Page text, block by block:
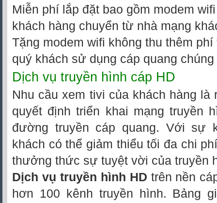
Miễn phí lắp đặt bao gồm modem
khách hàng chuyển từ nhà mạng
Tặng modem wifi không thu thêm
quý khách sử dụng cáp quang chúng
Dịch vụ truyền hình cáp HD
Nhu cầu xem tivi của khách hàng là
quyết định triển khai mạng truyền
đường truyền cáp quang. Với sự
khách có thể giảm thiểu tối đa chi
thưởng thức sự tuyệt vời của truyền
Dịch vụ truyền hình HD trên nền
hơn 100 kênh truyền hình. Bảng